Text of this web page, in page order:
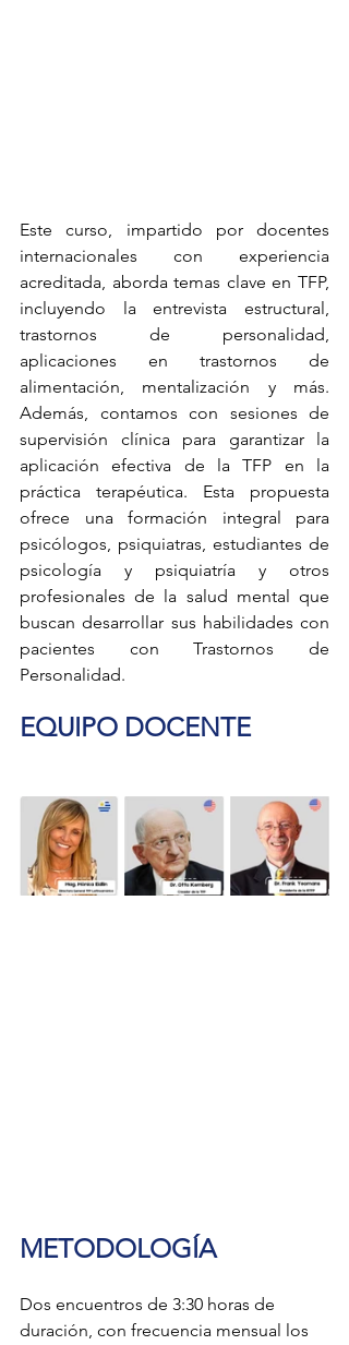
Este curso, impartido por docentes
internacionales con experiencia
acreditada, aborda temas clave en TFP,
incluyendo la entrevista estructural,
trastornos de personalidad,
aplicaciones en trastornos de
alimentación, mentalización y más.
Además, contamos con sesiones de
supervisión clínica para garantizar la
aplicación efectiva de la TFP en la
práctica terapéutica. Esta propuesta
ofrece una formación integral para
psicólogos, psiquiatras, estudiantes de
psicología y psiquiatría y otros
profesionales de la salud mental que
buscan desarrollar sus habilidades con
pacientes con Trastornos de
Personalidad.
EQUIPO DOCENTE
METODOLOGÍA
Dos encuentros de 3:30 horas de
duración, con frecuencia mensual los